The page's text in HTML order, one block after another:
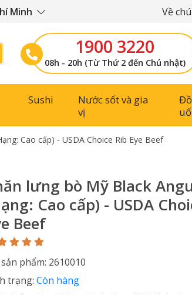
Minh Về
1900 3220
08h - 20h (Từ Thứ 2 đến Chủ nhật)
Sushi
Nước sốt và gia
vị
Đồ
Cao cấp) - USDA Choice Rib Eye Beef
lưng bò Mỹ Black
Cao cấp) - USDA
Beef
phẩm: 2610010
trạng: Còn hàng